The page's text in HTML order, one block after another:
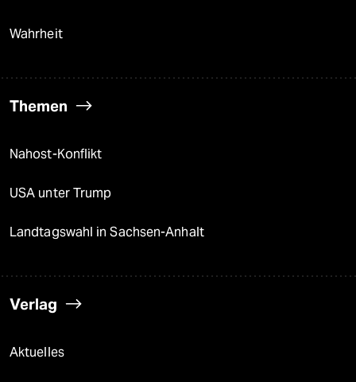
Wahrheit
Themen
Nahost-Konflikt
USA unter Trump
Landtagswahl in Sachsen-Anhalt
Verlag
Aktuelles